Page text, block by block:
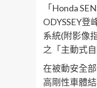
「Honda
ODYSSEY
系統(附影像
之「主動式
在被動安全
高剛性車體